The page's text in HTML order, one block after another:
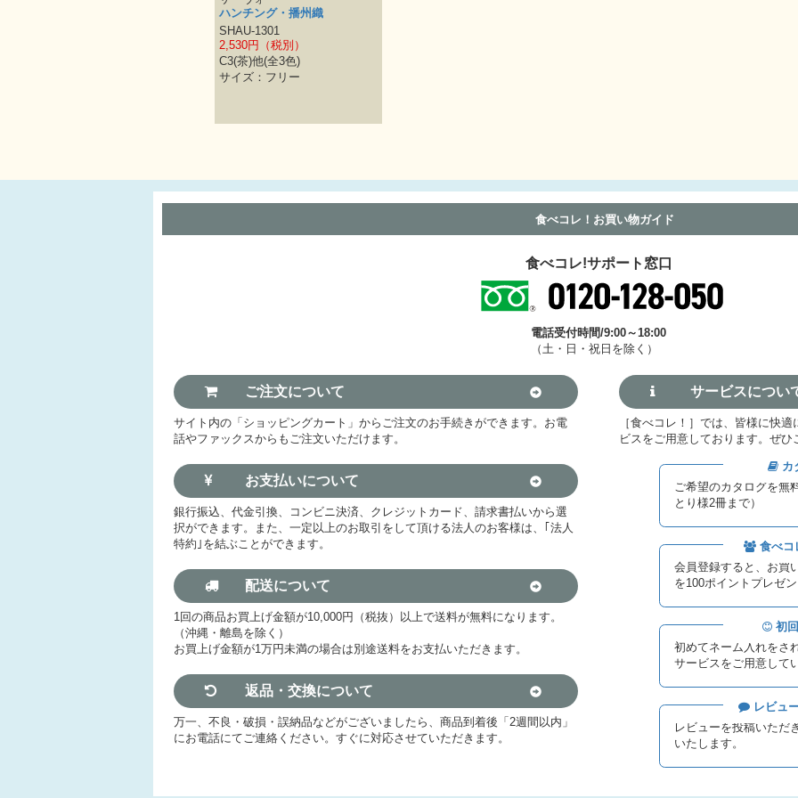
ハンチング・播州織
SHAU-1301
2,530円（税別）
C3(茶)他(全3色)
サイズ：フリー
食べコレ！お買い物ガイド
食べコレ!サポート窓口
電話受付時間/9:00～18:00
（土・日・祝日を除く）
ご注文について
サイト内の「ショッピングカート」からご注文のお手続きができます。お電
話やファックスからもご注文いただけます。
お支払いについて
銀行振込、代金引換、コンビニ決済、クレジットカード、請求書払いから選
択ができます。また、一定以上のお取引をして頂ける法人のお客様は、｢法人
特約｣を結ぶことができます。
配送について
1回の商品お買上げ金額が10,000円（税抜）以上で送料が無料になります。
（沖縄・離島を除く）
お買上げ金額が1万円未満の場合は別途送料をお支払いただきます。
返品・交換について
万一、不良・破損・誤納品などがございましたら、商品到着後「2週間以内」
にお電話にてご連絡ください。すぐに対応させていただきます。
サービスについ
［食べコレ！］では、皆様に快
ビスをご用意しております。ぜひ
カ
ご希望のカタログを無
とり様2冊まで）
食べコ
会員登録すると、お買
を100ポイントプレゼ
初
初めてネーム入れをさ
サービスをご用意して
レビュ
レビューを投稿いただ
いたします。